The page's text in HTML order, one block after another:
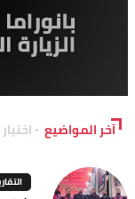
آخر المواضيع